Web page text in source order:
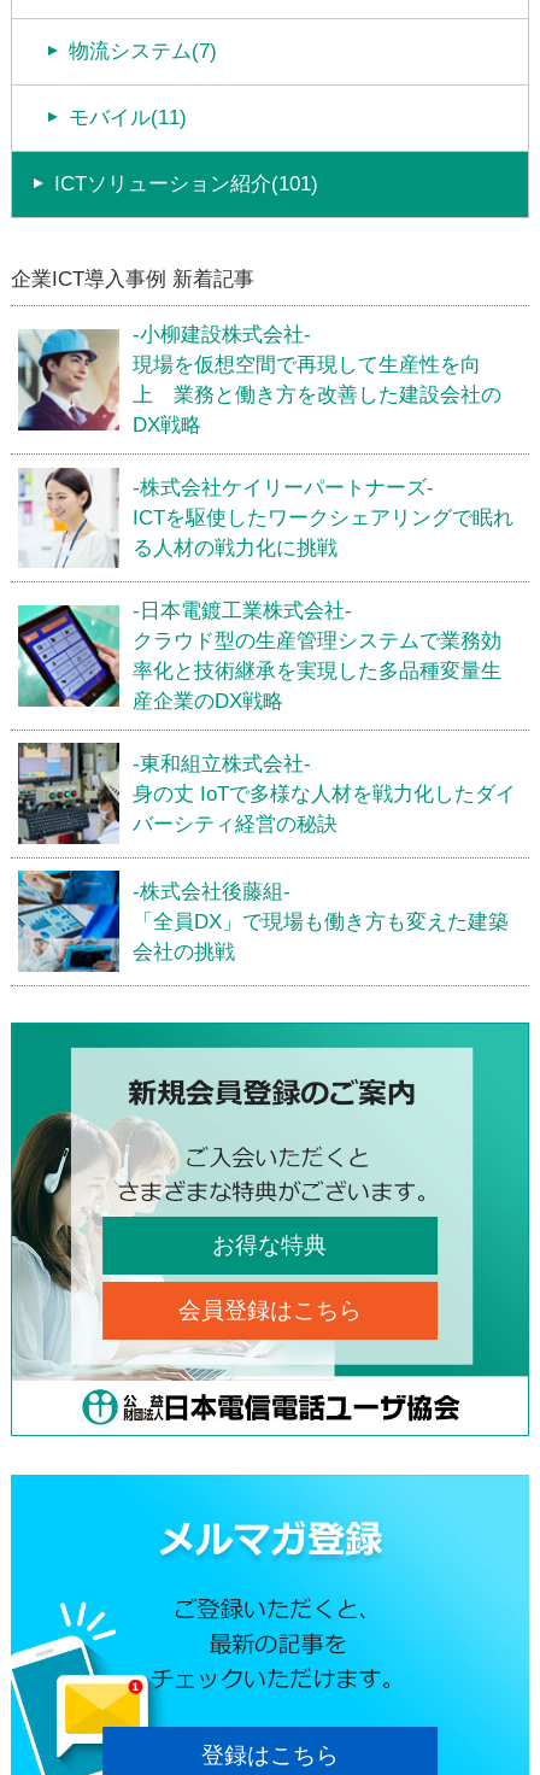
物流システム(7)
モバイル(11)
ICTソリューション紹介(101)
企業ICT導入事例 新着記事
-小柳建設株式会社-
現場を仮想空間で再現して生産性を向
上 業務と働き方を改善した建設会社の
DX戦略
-株式会社ケイリーパートナーズ-
ICTを駆使したワークシェアリングで眠れ
る人材の戦力化に挑戦
-日本電鍍工業株式会社-
クラウド型の生産管理システムで業務効
率化と技術継承を実現した多品種変量生
産企業のDX戦略
-東和組立株式会社-
身の丈 IoTで多様な人材を戦力化したダイ
バーシティ経営の秘訣
-株式会社後藤組-
「全員DX」で現場も働き方も変えた建築
会社の挑戦
お得な特典
会員登録はこちら
登録はこちら